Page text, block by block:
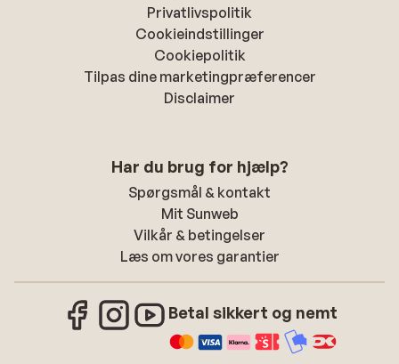
Privatlivspolitik
Cookieindstillinger
Cookiepolitik
Tilpas dine marketingpræferencer
Disclaimer
Har du brug for hjælp?
Spørgsmål & kontakt
Mit Sunweb
Vilkår & betingelser
Læs om vores garantier
Betal sikkert og nemt